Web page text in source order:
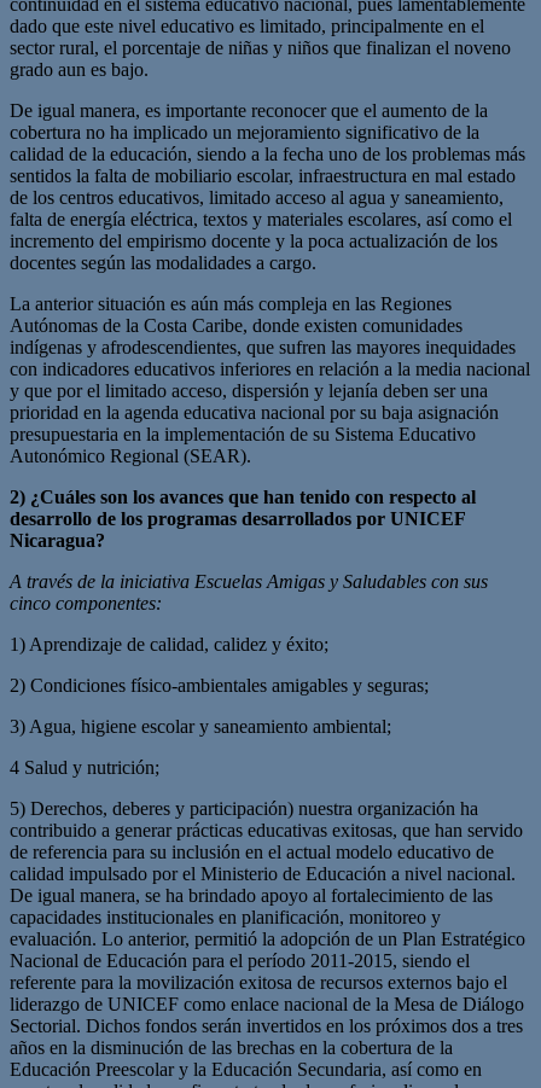
dado que este nivel educativo es limitado, principalmente en el
sector rural, el porcentaje de niñas y niños que finalizan el noveno
grado aun es bajo.
De igual manera, es importante reconocer que el aumento de la
cobertura no ha implicado un mejoramiento significativo de la
calidad de la educación, siendo a la fecha uno de los problemas más
sentidos la falta de mobiliario escolar, infraestructura en mal estado
de los centros educativos, limitado acceso al agua y saneamiento,
falta de energía eléctrica, textos y materiales escolares, así como el
incremento del empirismo docente y la poca actualización de los
docentes según las modalidades a cargo.
La anterior situación es aún más compleja en las Regiones
Autónomas de la Costa Caribe, donde existen comunidades
indígenas y afrodescendientes, que sufren las mayores inequidades
con indicadores educativos inferiores en relación a la media nacional
y que por el limitado acceso, dispersión y lejanía deben ser una
prioridad en la agenda educativa nacional por su baja asignación
presupuestaria en la implementación de su Sistema Educativo
Autonómico Regional (SEAR).
2) ¿Cuáles son los avances que han tenido con respecto al
desarrollo de los programas desarrollados por UNICEF
Nicaragua?
A través de la iniciativa Escuelas Amigas y Saludables con sus
cinco componentes:
1) Aprendizaje de calidad, calidez y éxito;
2) Condiciones físico-ambientales amigables y seguras;
3) Agua, higiene escolar y saneamiento ambiental;
4 Salud y nutrición;
5) Derechos, deberes y participación) nuestra organización ha
contribuido a generar prácticas educativas exitosas, que han servido
de referencia para su inclusión en el actual modelo educativo de
calidad impulsado por el Ministerio de Educación a nivel nacional.
De igual manera, se ha brindado apoyo al fortalecimiento de las
capacidades institucionales en planificación, monitoreo y
evaluación. Lo anterior, permitió la adopción de un Plan Estratégico
Nacional de Educación para el período 2011-2015, siendo el
referente para la movilización exitosa de recursos externos bajo el
liderazgo de UNICEF como enlace nacional de la Mesa de Diálogo
Sectorial. Dichos fondos serán invertidos en los próximos dos a tres
años en la disminución de las brechas en la cobertura de la
Educación Preescolar y la Educación Secundaria, así como en